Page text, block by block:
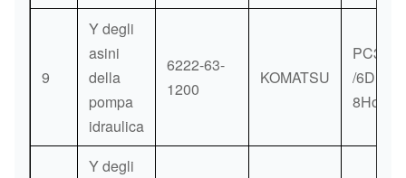
9
Y degli
asini
della
pompa
idraulica
6222-63-
1200
KOMATSU
PC300-
/6D108
8Holes
Y degli